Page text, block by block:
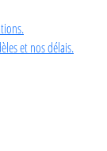
et nos délais.